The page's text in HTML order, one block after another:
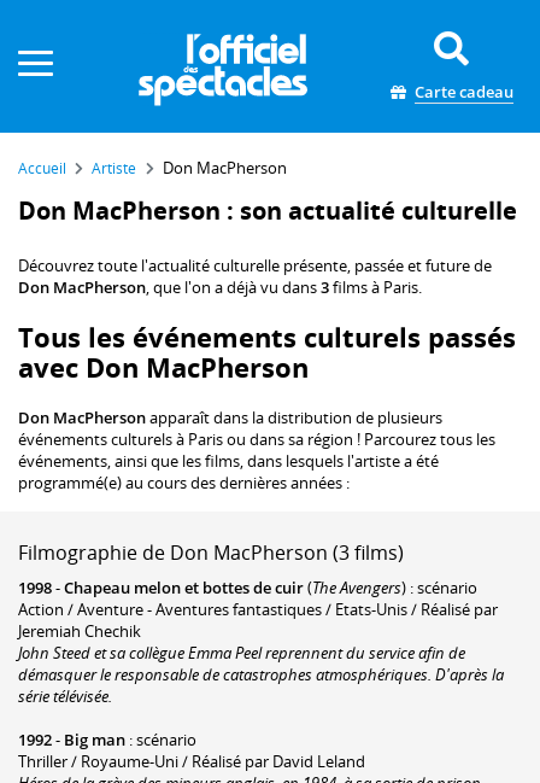
Carte cadeau
Accueil Artiste Don MacPherson
Don MacPherson : son actualité culturelle
Découvrez toute l'actualité culturelle présente, passée et future de
Don MacPherson, que l'on a déjà vu dans3films à Paris.
Tous les événements culturels passés
avec Don MacPherson
Don MacPhersonapparaît dans la distribution de plusieurs
événements culturels à Paris ou dans sa région ! Parcourez tous les
événements, ainsi que les films, dans lesquels l'artiste a été
programmé(e) au cours des dernières années :
Filmographie de Don MacPherson (3 films)
1998-Chapeau melon et bottes de cuir(The Avengers) : scénario
Action / Aventure - Aventures fantastiques / Etats-Unis / Réalisé par
Jeremiah Chechik
John Steed et sa collègue Emma Peel reprennent du service afin de
démasquer le responsable de catastrophes atmosphériques. D'après la
série télévisée.
1992- Big man : scénario
Thriller / Royaume-Uni / Réalisé par David Leland